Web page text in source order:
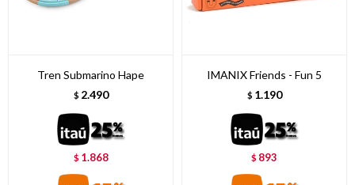
Tren Submarino Hape
$ 2.490
$ 1.868
IMANIX Friends - Fun 5
$ 1.190
$ 893